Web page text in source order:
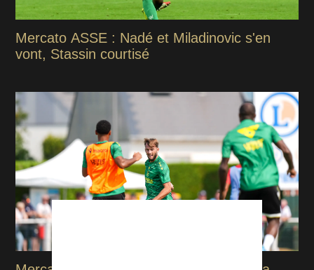
Mercato ASSE : Nadé et Miladinovic s'en
vont, Stassin courtisé